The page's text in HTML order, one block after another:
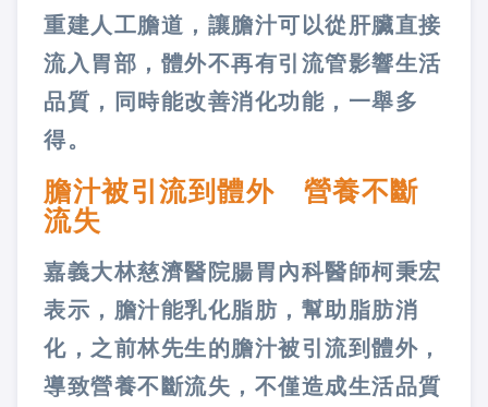
重建人工膽道，讓膽汁可以從肝臟直接
流入胃部，體外不再有引流管影響生活
品質，同時能改善消化功能，一舉多
得。
膽汁被引流到體外 營養不斷
流失
嘉義大林慈濟醫院腸胃內科醫師柯秉宏
表示，膽汁能乳化脂肪，幫助脂肪消
化，之前林先生的膽汁被引流到體外，
導致營養不斷流失，不僅造成生活品質